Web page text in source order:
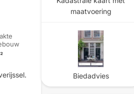
maatvoering
Biedadvies